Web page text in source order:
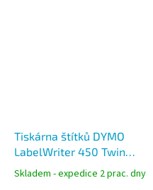
Tiskárna štítků DYMO
LabelWriter 450 Twin
Turbo – stolní termální
tiskárna, USB, 300 dpi
Skladem - expedice 2 prac. dny